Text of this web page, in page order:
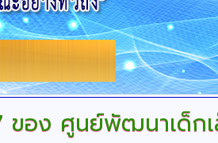
ของ ศูนย์พัฒนาเด็ก